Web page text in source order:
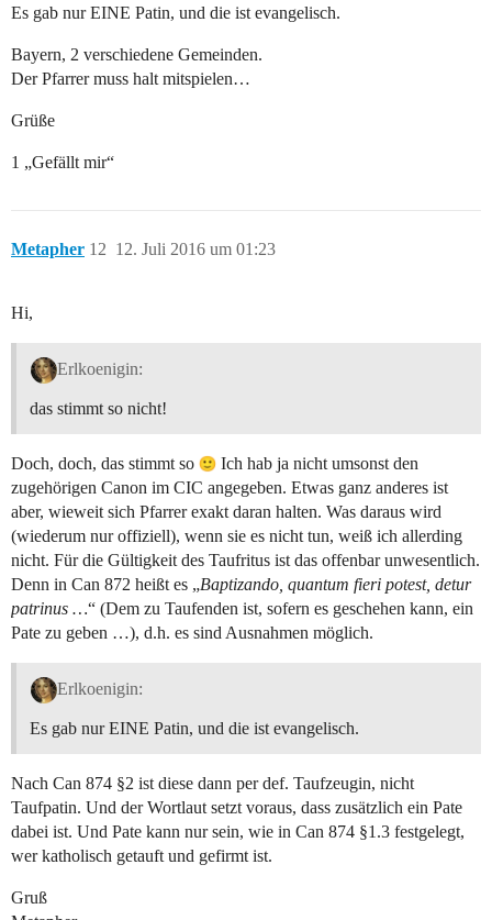
Es gab nur EINE Patin, und die ist evangelisch.
Bayern, 2 verschiedene Gemeinden.
Der Pfarrer muss halt mitspielen…
Grüße
1 „Gefällt mir“
Metapher 12. Juli 2016 um 01:23
12
Hi,
Erlkoenigin:
das stimmt so nicht!
Doch, doch, das stimmt so
Ich hab ja nicht umsonst den
zugehörigen Canon im CIC angegeben. Etwas ganz anderes ist
aber, wieweit sich Pfarrer exakt daran halten. Was daraus wird
(wiederum nur offiziell), wenn sie es nicht tun, weiß ich allerding
nicht. Für die Gültigkeit des Taufritus ist das offenbar unwesentlich.
Denn in Can 872 heißt es „Baptizando, quantum fieri potest, detur
patrinus …“ (Dem zu Taufenden ist, sofern es geschehen kann, ein
Pate zu geben …), d.h. es sind Ausnahmen möglich.
Erlkoenigin:
Es gab nur EINE Patin, und die ist evangelisch.
Nach Can 874 §2 ist diese dann per def. Taufzeugin, nicht
Taufpatin. Und der Wortlaut setzt voraus, dass zusätzlich ein Pate
dabei ist. Und Pate kann nur sein, wie in Can 874 §1.3 festgelegt,
wer katholisch getauft und gefirmt ist.
Gruß